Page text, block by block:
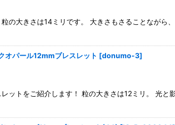
の大きさは14ミリです。 大きさもさることなが
パール12mmブレスレット [donumo-3]
ットをご紹介します！ 粒の大きさは12ミリ。 光